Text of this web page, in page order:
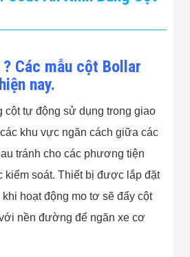
Phát Triển
Chuyển Khoản
Giải Pháp Thiết
Bị Ngành Thủy
Giải Pháp Thiết
Bị Ngành Thực
Phẩm Đóng Gói
Giải Pháp Thiết
Mặc - Giày Da
Giải Pháp Thiết
Bị Ngành Linh
Kiện Điện Tử
? Các mẫu cột Bollar
nay.
cột tự động sử dụng trong giao
khu vực ngăn cách giữa các
tránh cho các phương tiện
kiểm soát. Thiết bị được lắp đặt
hoạt động mo tơ sẽ đẩy cột
nền đường để ngăn xe cơ